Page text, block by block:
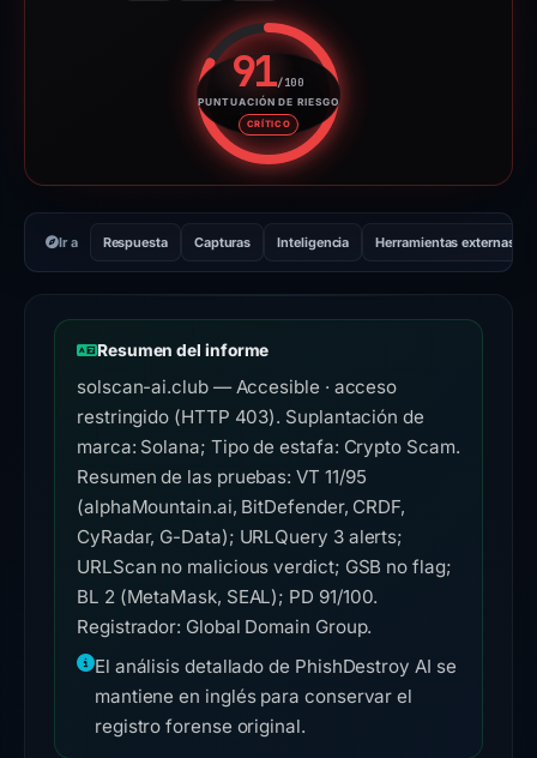
91/100
PUNTUACIÓN DE RIESGO
CRÍTICO
Puntuación de riesgo: 91
Ir a Respuesta Capturas Inteligencia Herramientas externas
Resumen del informe
solscan-ai.club — Accesible · acceso
restringido (HTTP 403). Suplantación de
marca: Solana; Tipo de estafa: Crypto Scam.
Resumen de las pruebas: VT 11/95
(alphaMountain.ai, BitDefender, CRDF,
CyRadar, G-Data); URLQuery 3 alerts;
URLScan no malicious verdict; GSB no flag;
BL 2 (MetaMask, SEAL); PD 91/100.
Registrador: Global Domain Group.
El análisis detallado de PhishDestroy AI se
mantiene en inglés para conservar el
registro forense original.